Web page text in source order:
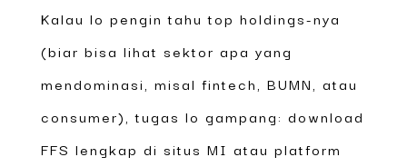
Kalau lo pengin tahu top holdings-nya
(biar bisa lihat sektor apa yang
mendominasi, misal fintech, BUMN, atau
consumer), tugas lo gampang: download
FFS lengkap di situs MI atau platform